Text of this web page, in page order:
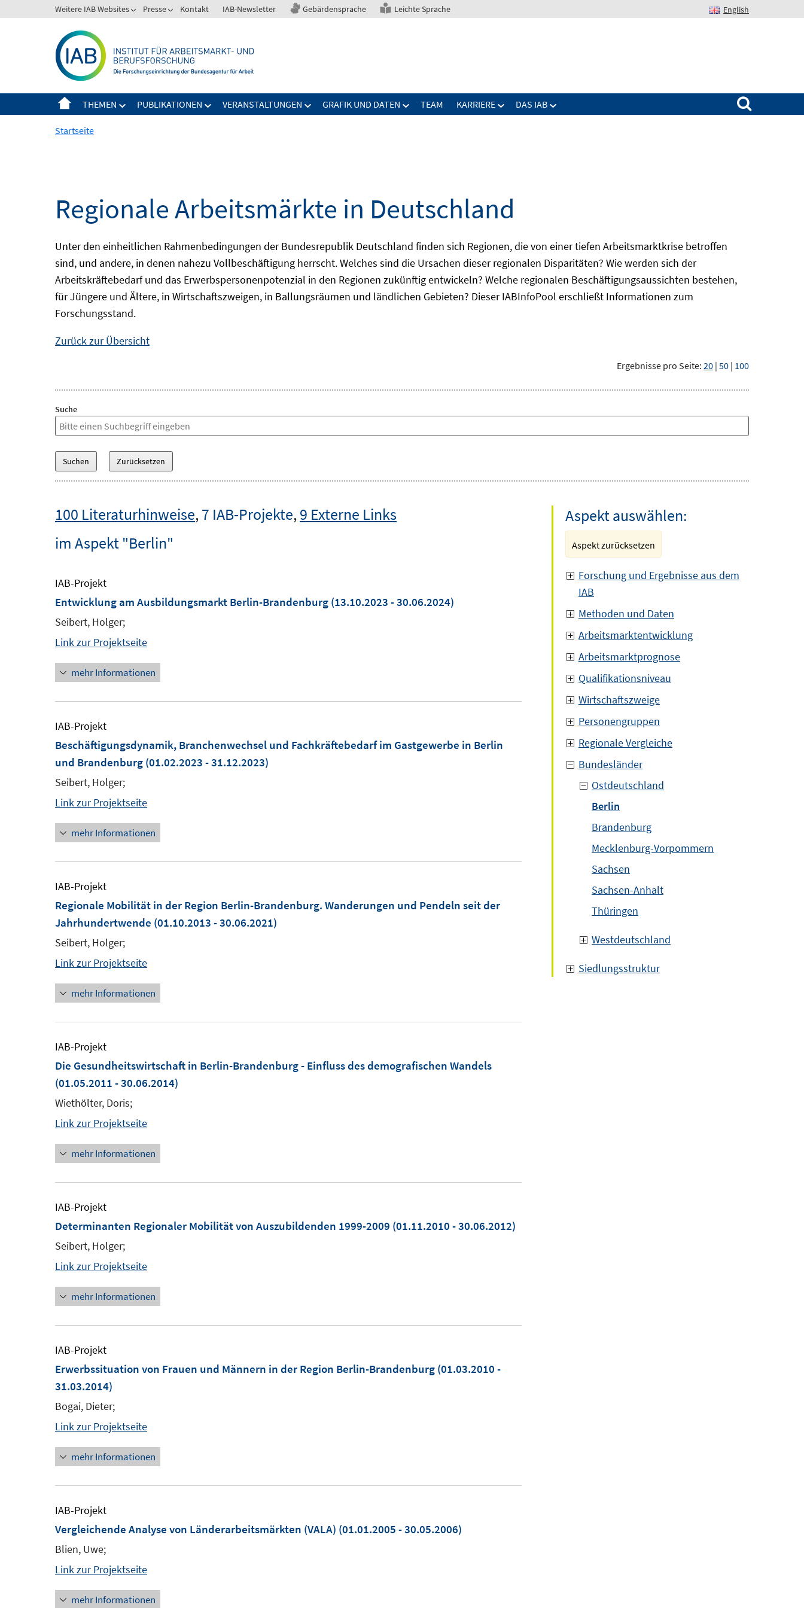
zum
Weitere IAB Websites Presse Kontakt IAB-Newsletter Gebärdensprache Leichte Sprache English
THEMEN PUBLIKATIONEN VERANSTALTUNGEN GRAFIK UND DATEN TEAM KARRIERE DAS IAB
Suchen nach:
Startseite
Regionale Arbeitsmärkte in Deutschland
Unter den einheitlichen Rahmenbedingungen der Bundesrepublik Deutschland finden sich Regionen, die von einer tiefen Arbeitsmarktkrise betroffen
sind, und andere, in denen nahezu Vollbeschäftigung herrscht. Welches sind die Ursachen dieser regionalen Disparitäten? Wie werden sich der
Arbeitskräftebedarf und das Erwerbspersonenpotenzial in den Regionen zukünftig entwickeln? Welche regionalen Beschäftigungsaussichten bestehen,
für Jüngere und Ältere, in Wirtschaftszweigen, in Ballungsräumen und ländlichen Gebieten? DieserIABInfoPool erschließt Informationen zum
Forschungsstand.
Zurück zur Übersicht
Ergebnisse pro Seite: 20 | 50 | 100
Suche
100 Literaturhinweise,7 IAB-Projekte,9 Externe Links
im Aspekt "Berlin"
IAB-Projekt
Entwicklung am Ausbildungsmarkt Berlin-Brandenburg (13.10.2023 - 30.06.2024)
Seibert, Holger;
Link zur Projektseite
mehr Informationen
IAB-Projekt
Beschäftigungsdynamik, Branchenwechsel und Fachkräftebedarf im Gastgewerbe in Berlin
und Brandenburg (01.02.2023 - 31.12.2023)
Seibert, Holger;
Link zur Projektseite
mehr Informationen
IAB-Projekt
Regionale Mobilität in der Region Berlin-Brandenburg. Wanderungen und Pendeln seit der
Jahrhundertwende (01.10.2013 - 30.06.2021)
Seibert, Holger;
Link zur Projektseite
mehr Informationen
IAB-Projekt
Die Gesundheitswirtschaft in Berlin-Brandenburg - Einfluss des demografischen Wandels
(01.05.2011 - 30.06.2014)
Wiethölter, Doris;
Link zur Projektseite
mehr Informationen
IAB-Projekt
Determinanten Regionaler Mobilität von Auszubildenden 1999-2009 (01.11.2010 - 30.06.2012)
Seibert, Holger;
Link zur Projektseite
mehr Informationen
IAB-Projekt
Erwerbssituation von Frauen und Männern in der Region Berlin-Brandenburg (01.03.2010 -
31.03.2014)
Bogai, Dieter;
Link zur Projektseite
mehr Informationen
IAB-Projekt
Vergleichende Analyse von Länderarbeitsmärkten (VALA) (01.01.2005 - 30.05.2006)
Blien, Uwe;
Link zur Projektseite
mehr Informationen
Aspekt auswählen:
Aspekt zurücksetzen
Forschung und Ergebnisse aus dem
IAB
Methoden und Daten
Arbeitsmarktentwicklung
Arbeitsmarktprognose
Qualifikationsniveau
Wirtschaftszweige
Personengruppen
Regionale Vergleiche
Bundesländer
Ostdeutschland
Berlin
Brandenburg
Mecklenburg-Vorpommern
Sachsen
Sachsen-Anhalt
Thüringen
Westdeutschland
Siedlungsstruktur